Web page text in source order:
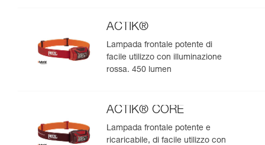
ACTIK®
Lampada frontale potente di
facile utilizzo con illuminazione
rossa. 450 lumen
ACTIK® CORE
Lampada frontale potente e
ricaricabile, di facile utilizzo con